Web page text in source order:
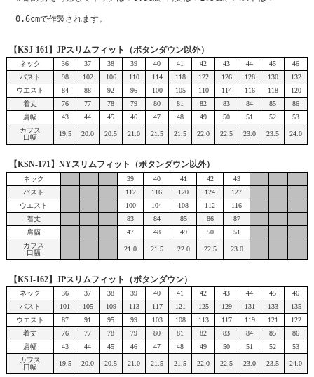
0.6cmで作製されます。
【KSJ-161】JPスリムフィット（ボタンダウン以外）
ネック 36 37 38 39 40 41 42 43 44 45
46
バスト
98 102 106 110 114 118 122 126 128 130
132
ウエスト
84 88 92 96 100 105 110 114 116 118
120
着丈
76 77 78 79 80 81 82 83 84 85
86
肩幅
43 44 45 46 47 48 49 50 51 52
53
カフス
口幅
19.5 20.0 20.5 21.0 21.5 21.5 22.0 22.5 23.0 23.5 24.0
【KSN-171】NYスリムフィット（ボタンダウン以外）
ネック 39 40 41 42
43
バスト
112 116 120 124
127
ウエスト
100 104 108 112
116
着丈
83 84 85 86
87
肩幅
47 48 49 50
51
カフス
口幅
21.0 21.5 22.0 22.5 23.0
【KSJ-162】JPスリムフィット（ボタンダウン）
ネック 36 37 38 39 40 41 42 43 44 45
46
バスト
101 105 109 113 117 121 125 129 131 133
135
ウエスト
87 91 95 99 103 108 113 117 119 121
122
着丈
76 77 78 79 80 81 82 83 84 85
86
肩幅
43 44 45 46 47 48 49 50 51 52
53
カフス
口幅
19.5 20.0 20.5 21.0 21.5 21.5 22.0 22.5 23.0 23.5 24.0